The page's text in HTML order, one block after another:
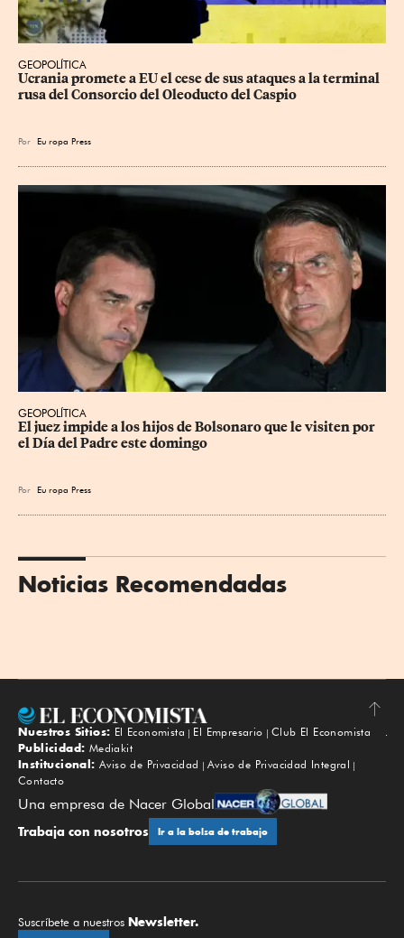
GEOPOLÍTICA
Ucrania promete a EU el cese de sus ataques a la terminal
rusa del Consorcio del Oleoducto del Caspio
Por Eu ropa Press
GEOPOLÍTICA
El juez impide a los hijos de Bolsonaro que le visiten por
el Día del Padre este domingo
Por Eu ropa Press
Noticias Recomendadas
Subir
Nuestros Sitios: El Economista El Empresario
Club El Economista
Publicidad: Mediakit
Institucional: Aviso de Privacidad
Aviso de Privacidad Integral
Contacto
Una empresa de Nacer Global
Trabaja con nosotros Ir a la bolsa de trabajo
Suscríbete a nuestros Newsletter.